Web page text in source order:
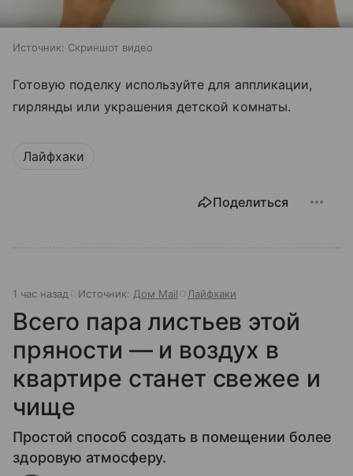
Источник: Скриншот видео
Готовую поделку используйте для аппликации,
гирлянды или украшения детской комнаты.
Лайфхаки
Поделиться
1 час назад Источник: Дом Mail Лайфхаки
Всего пара листьев этой
пряности — и воздух в
квартире станет свежее и
чище
Простой способ создать в помещении более
здоровую атмосферу.